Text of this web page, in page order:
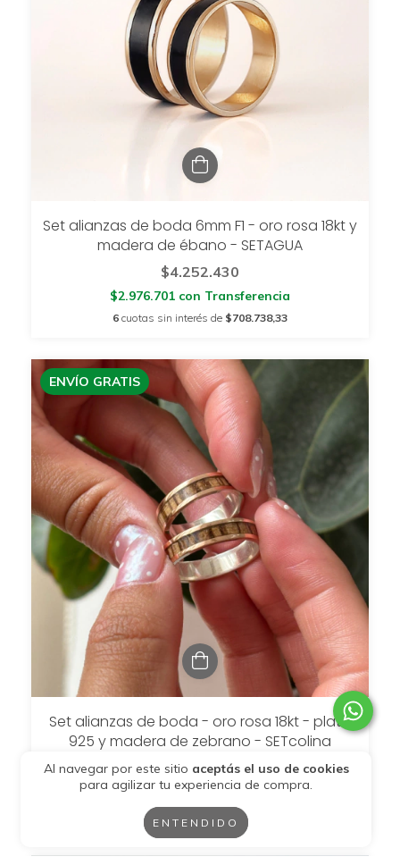
Al navegar por este sitio aceptás el uso de cookies
para agilizar tu experiencia de compra.
ENTENDIDO
Set alianzas de boda 6mm F1 - oro rosa 18kt y
madera de ébano - SETAGUA
$4.252.430
$2.976.701 con Transferencia
6 cuotas sin interés de $708.738,33
ENVÍO GRATIS
Set alianzas de boda - oro rosa 18kt - plata
925 y madera de zebrano - SETcolina
$2.211.498
$1.548.048,60con Transferencia
cuotas sin interés de $368.583